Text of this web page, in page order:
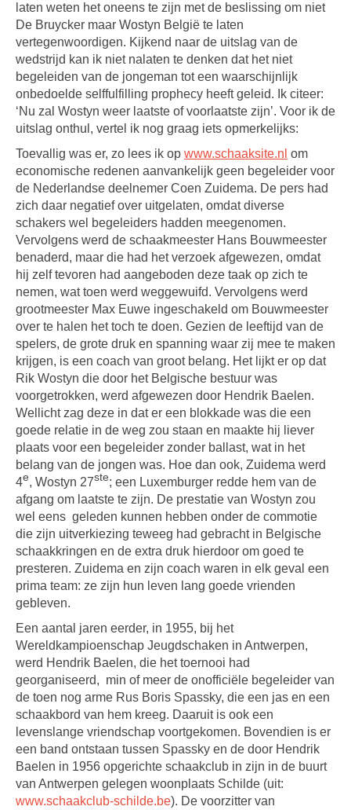
laten weten het oneens te zijn met de beslissing om niet
De Bruycker maar Wostyn België te laten
vertegenwoordigen. Kijkend naar de uitslag van de
wedstrijd kan ik niet nalaten te denken dat het niet
begeleiden van de jongeman tot een waarschijnlijk
onbedoelde selffulfilling prophecy heeft geleid. Ik citeer:
‘Nu zal Wostyn weer laatste of voorlaatste zijn’. Voor ik de
uitslag onthul, vertel ik nog graag iets opmerkelijks:
Toevallig was er, zo lees ik op www.schaaksite.nl om
economische redenen aanvankelijk geen begeleider voor
de Nederlandse deelnemer Coen Zuidema. De pers had
zich daar negatief over uitgelaten, omdat diverse
schakers wel begeleiders hadden meegenomen.
Vervolgens werd de schaakmeester Hans Bouwmeester
benaderd, maar die had het verzoek afgewezen, omdat
hij zelf tevoren had aangeboden deze taak op zich te
nemen, wat toen werd weggewuifd. Vervolgens werd
grootmeester Max Euwe ingeschakeld om Bouwmeester
over te halen het toch te doen. Gezien de leeftijd van de
spelers, de grote druk en spanning waar zij mee te maken
krijgen, is een coach van groot belang. Het lijkt er op dat
Rik Wostyn die door het Belgische bestuur was
voorgetrokken, werd afgewezen door Hendrik Baelen.
Wellicht zag deze in dat er een blokkade was die een
goede relatie in de weg zou staan en maakte hij liever
plaats voor een begeleider zonder ballast, wat in het
belang van de jongen was. Hoe dan ook, Zuidema werd
4e, Wostyn 27ste; een Luxemburger redde hem van de
afgang om laatste te zijn. De prestatie van Wostyn zou
wel eens geleden kunnen hebben onder de commotie
die zijn uitverkiezing teweeg had gebracht in Belgische
schaakkringen en de extra druk hierdoor om goed te
presteren. Zuidema en zijn coach waren in elk geval een
prima team: ze zijn hun leven lang goede vrienden
gebleven.
Een aantal jaren eerder, in 1955, bij het
Wereldkampioenschap Jeugdschaken in Antwerpen,
werd Hendrik Baelen, die het toernooi had
georganiseerd, min of meer de onofficiële begeleider van
de toen nog arme Rus Boris Spassky, die een jas en een
schaakbord van hem kreeg. Daaruit is ook een
levenslange vriendschap voortgekomen. Bovendien is er
een band ontstaan tussen Spassky en de door Hendrik
Baelen in 1956 opgerichte schaakclub in zijn in de buurt
van Antwerpen gelegen woonplaats Schilde (uit:
www.schaakclub-schilde.be). De voorzitter van